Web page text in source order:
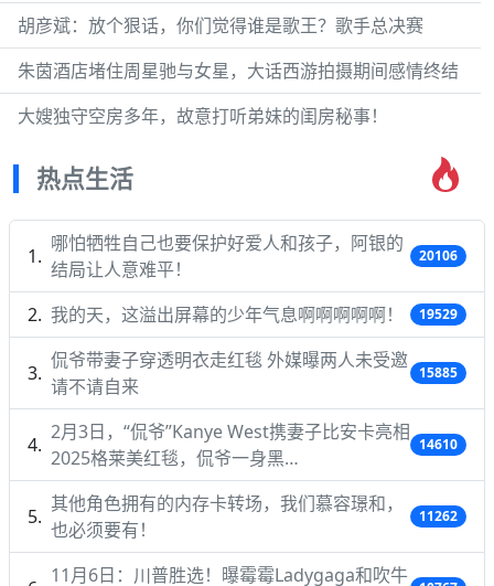
胡彦斌：放个狠话，你们觉得谁是歌王？歌手总决赛
朱茵酒店堵住周星驰与女星，大话西游拍摄期间感情终结
大嫂独守空房多年，故意打听弟妹的闺房秘事！
热点生活
哪怕牺牲自己也要保护好爱人和孩子，阿银的
结局让人意难平！
20106
我的天，这溢出屏幕的少年气息啊啊啊啊啊！ 19529
侃爷带妻子穿透明衣走红毯 外媒曝两人未受邀
请不请自来
15885
2月3日，“侃爷”Kanye West携妻子比安卡亮相
2025格莱美红毯，侃爷一身黑…
14610
其他角色拥有的内存卡转场，我们慕容璟和，
也必须要有！
11262
11月6日：川普胜选！曝霉霉Ladygaga和吹牛